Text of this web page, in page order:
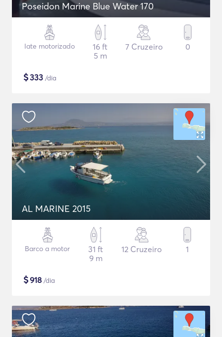
Poseidon Marine Blue Water 170
Iate motorizado
16 ft
5 m
7 Cruzeiro 0
$333 /dia
AL MARINE 2015
Barco a motor
31 ft
9 m
12 Cruzeiro 1
$918 /dia